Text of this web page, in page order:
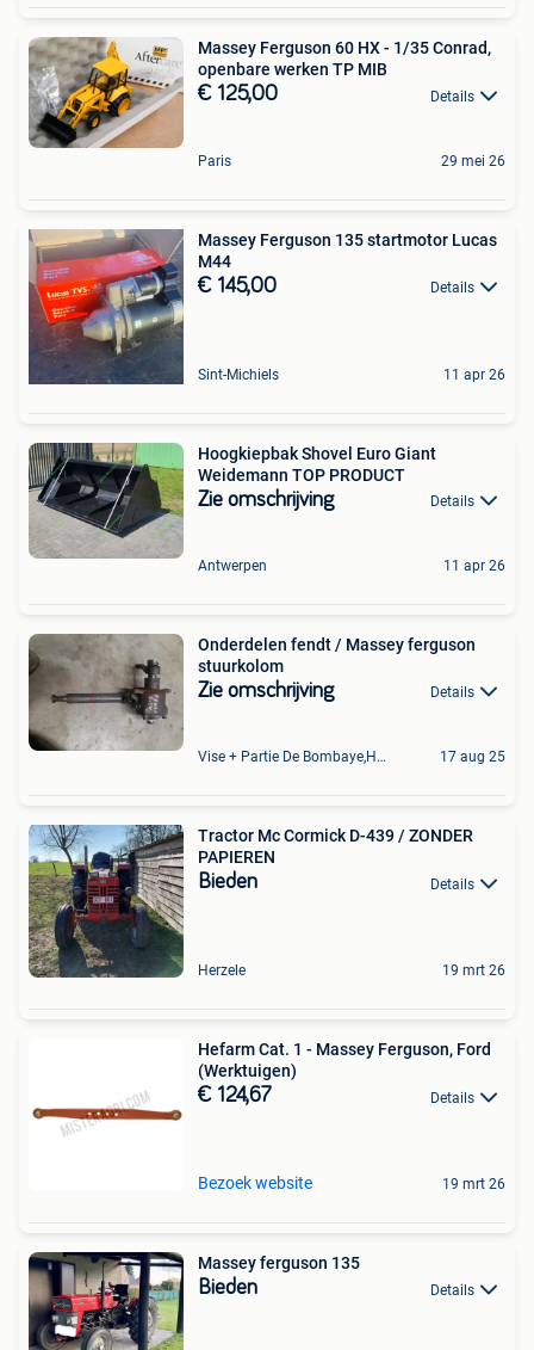
Massey Ferguson 60 HX - 1/35 Conrad,
openbare werken TP MIB
€ 125,00 Details
Paris 29 mei 26
Massey Ferguson 135 startmotor Lucas
M44
€ 145,00 Details
Sint-Michiels 11 apr 26
Hoogkiepbak Shovel Euro Giant
Weidemann TOP PRODUCT
Zie omschrijving Details
Antwerpen 11 apr 26
Onderdelen fendt / Massey ferguson
stuurkolom
Zie omschrijving Details
Vise + Partie De Bombaye,Hac- Court, Hermalle-Ss-Argenteau 17 aug 25
Tractor Mc Cormick D-439 / ZONDER
PAPIEREN
Bieden Details
Herzele 19 mrt 26
Hefarm Cat. 1 - Massey Ferguson, Ford
(Werktuigen)
€ 124,67 Details
Bezoek website 19 mrt 26
Massey ferguson 135
Bieden Details